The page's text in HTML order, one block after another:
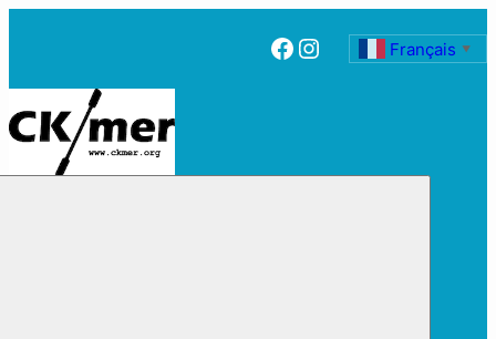
Facebook
InstagramFrançais ▼